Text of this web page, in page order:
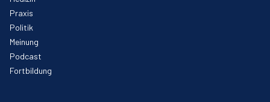
Praxis
Politik
Meinung
Podcast
Fortbildung